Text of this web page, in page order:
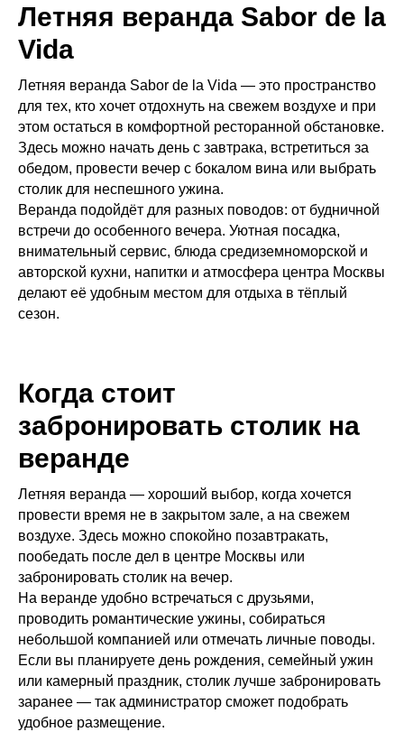
Летняя веранда Sabor de la
Vida
Летняя веранда Sabor de la Vida — это пространство
для тех, кто хочет отдохнуть на свежем воздухе и при
этом остаться в комфортной ресторанной обстановке.
Здесь можно начать день с завтрака, встретиться за
обедом, провести вечер с бокалом вина или выбрать
столик для неспешного ужина.
Веранда подойдёт для разных поводов: от будничной
встречи до особенного вечера. Уютная посадка,
внимательный сервис, блюда средиземноморской и
авторской кухни, напитки и атмосфера центра Москвы
делают её удобным местом для отдыха в тёплый
сезон.
Когда стоит
забронировать столик на
веранде
Летняя веранда — хороший выбор, когда хочется
провести время не в закрытом зале, а на свежем
воздухе. Здесь можно спокойно позавтракать,
пообедать после дел в центре Москвы или
забронировать столик на вечер.
На веранде удобно встречаться с друзьями,
проводить романтические ужины, собираться
небольшой компанией или отмечать личные поводы.
Если вы планируете день рождения, семейный ужин
или камерный праздник, столик лучше забронировать
заранее — так администратор сможет подобрать
удобное размещение.